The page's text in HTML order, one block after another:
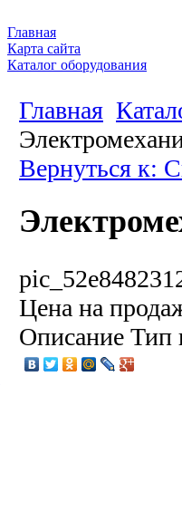
Главная
Карта сайта
Каталог оборудования
Главная
Вернуться к:
Цена на
Описание Тип